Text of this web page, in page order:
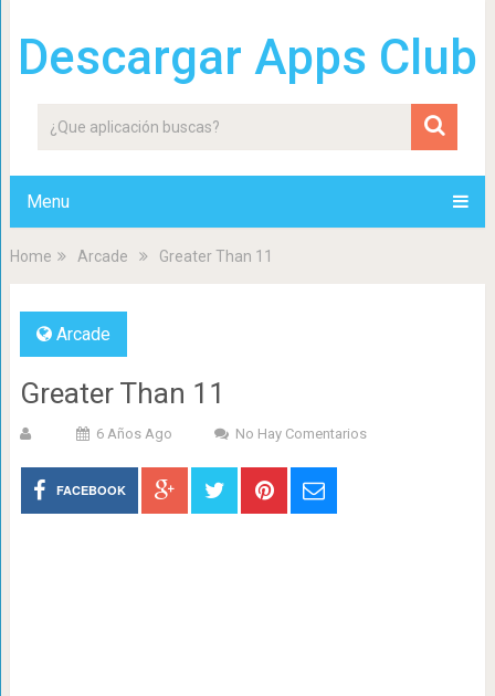
Descargar Apps Club
Menu
Home Arcade Greater Than 11
Arcade
Greater Than 11
6 Años Ago No Hay Comentarios
FACEBOOK